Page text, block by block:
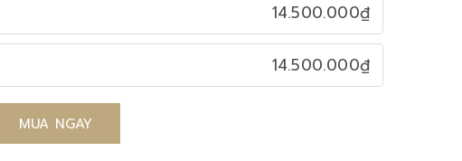
14.500.000₫
14.500.000₫
MUA NGAY